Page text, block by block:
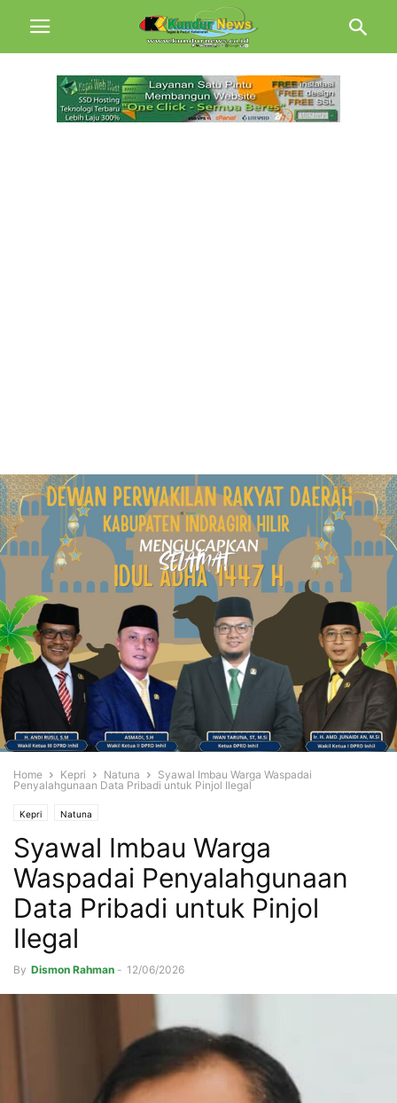
Home Kepri Natuna
Syawal Imbau Warga Waspadai
Penyalahgunaan Data Pribadi untuk Pinjol Ilegal
Kepri Natuna
Syawal Imbau Warga
Waspadai Penyalahgunaan
Data Pribadi untuk Pinjol
Ilegal
By Dismon Rahman - 12/06/2026